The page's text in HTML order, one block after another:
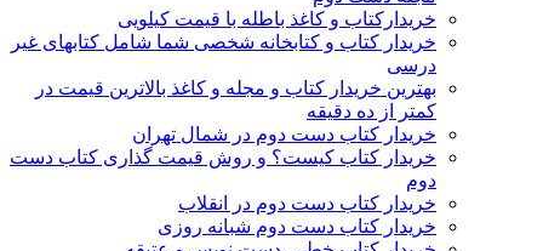
خریدارکتاب و کاغذ باطله با قیمت کیلویی
خریدار کتاب و کتابخانه شخصی شما شامل کتابهای غیر
درسی
بهترین خریدار کتاب و مجله و کاغذ بالاترین قیمت در
کمتر از ده دقیقه
خریدار کتاب دست دوم در شمال تهران
خریدار کتاب کیست؟ و روش قیمت گذاری کتاب دست
دوم
خریدار کتاب دست دوم در انقلاب
خریدار کتاب دست دوم شبانه روزی